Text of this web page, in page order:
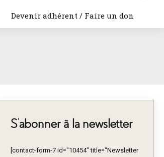
Devenir adhérent / Faire un don
S’abonner à la newsletter
[contact-form-7 id="10454" title="Newsletter